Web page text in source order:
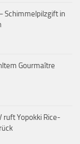
Schimmelpilzgift in
Gourmaître
ruft Yopokki Rice-